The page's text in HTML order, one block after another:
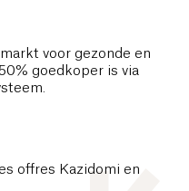
voor gezonde en
goedkoper is via
offres Kazidomi en